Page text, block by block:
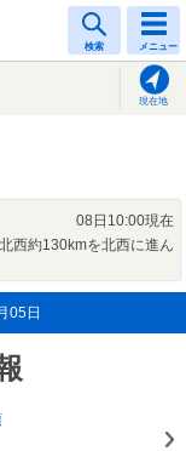
検索 メニュー
現在地
08日10:00現在
西約130kmを北西に進ん
05日